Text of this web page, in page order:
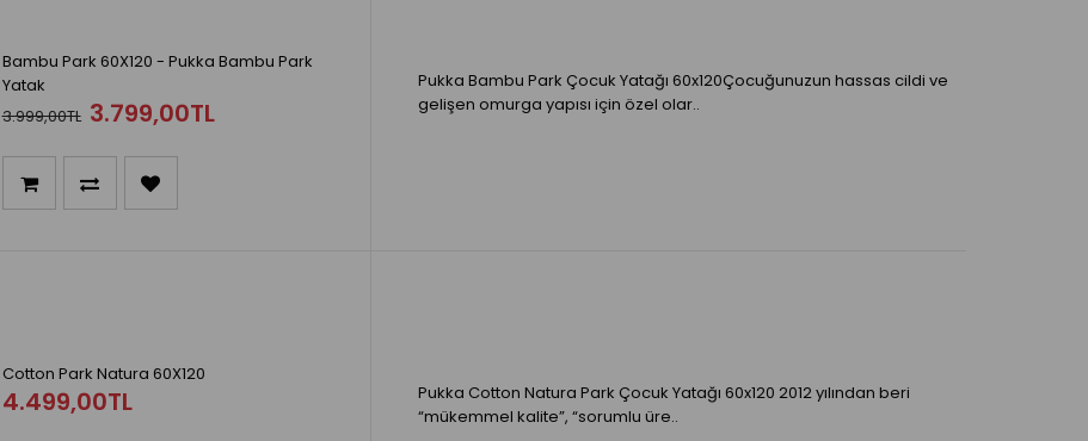
Bambu Park 60X120 - Pukka Bambu Park
Yatak
3.999,00TL 3.799,00TL
Pukka Bambu Park Çocuk Yatağı 60x120Çocuğunuzun hassas cildi ve
gelişen omurga yapısı için özel olar..
Cotton Park Natura 60X120
4.499,00TL
Pukka Cotton Natura Park Çocuk Yatağı 60x120 2012 yılından beri
“mükemmel kalite”, “sorumlu üre..